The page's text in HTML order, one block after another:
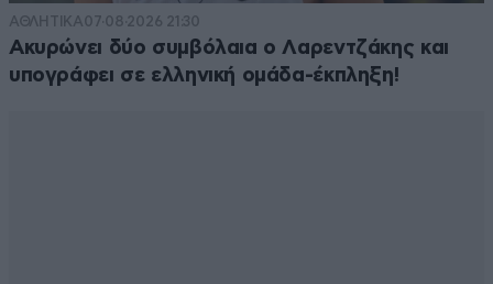
ΑΘΛΗΤΙΚΑ07·08·2026 21:30
Ακυρώνει δύο συμβόλαια ο Λαρεντζάκης και
υπογράφει σε ελληνική ομάδα-έκπληξη!